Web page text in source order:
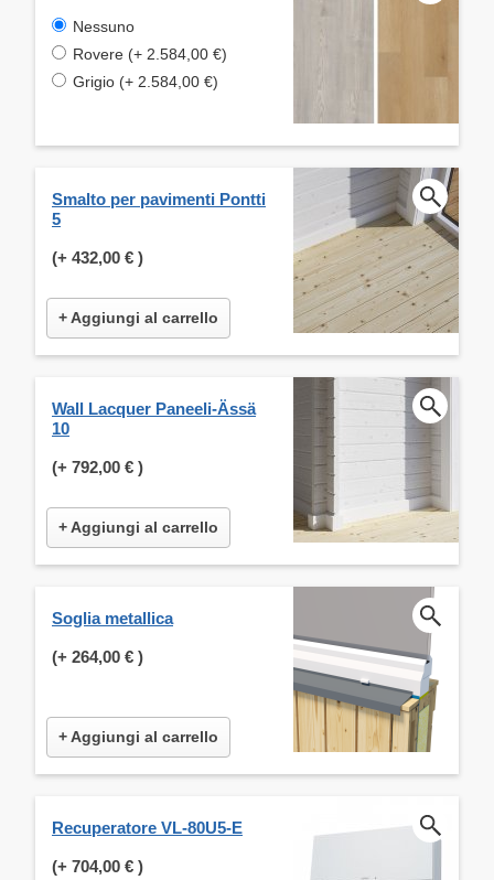
Nessuno
Rovere (+ 2.584,00 €)
Grigio (+ 2.584,00 €)
Smalto per pavimenti Pontti
5
(+ 432,00 € )
+ Aggiungi al carrello
Wall Lacquer Paneeli-Ässä
10
(+ 792,00 € )
+ Aggiungi al carrello
Soglia metallica
(+ 264,00 € )
+ Aggiungi al carrello
Recuperatore VL-80U5-E
(+ 704,00 € )